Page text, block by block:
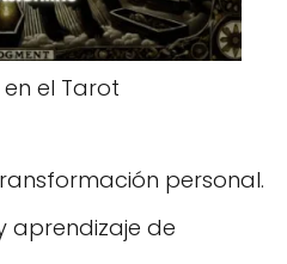
en el Tarot
personal.
aprendizaje de